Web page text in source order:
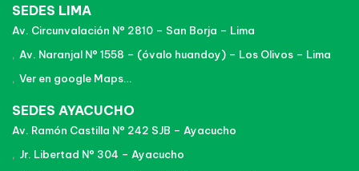
SEDES LIMA
Av. Circunvalación N° 2810 – San Borja – Lima
Av. Naranjal N° 1558 – (óvalo huandoy) – Los Olivos – Lima
Ver en google Maps…
SEDES AYACUCHO
Av. Ramón Castilla N° 242 SJB – Ayacucho
Jr. Libertad N° 304 – Ayacucho